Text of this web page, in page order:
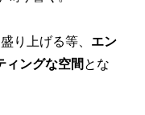
り上げる等、 エン
ィングな空間とな